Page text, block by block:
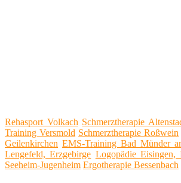
Rehasport Volkach Schmerztherapie
Training Versmold Schmerztherapie Roßwein
Geilenkirchen EMS-Training Bad Münder
Lengefeld, Erzgebirge Logopädie Eisingen,
Seeheim-Jugenheim Ergotherapie Bessenbach